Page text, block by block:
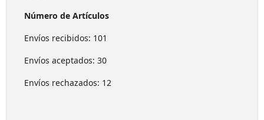
Número de Artículos
Envíos recibidos: 101
Envíos aceptados: 30
Envíos rechazados: 12